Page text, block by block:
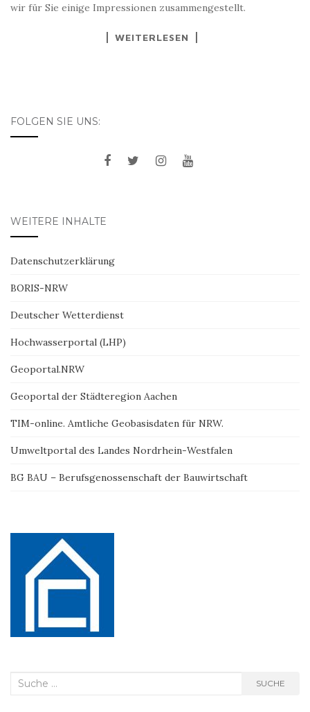
wir für Sie einige Impressionen zusammengestellt.
WEITERLESEN
FOLGEN SIE UNS:
WEITERE INHALTE
Datenschutzerklärung
BORIS-NRW
Deutscher Wetterdienst
Hochwasserportal (LHP)
Geoportal.NRW
Geoportal der Städteregion Aachen
TIM-online. Amtliche Geobasisdaten für NRW.
Umweltportal des Landes Nordrhein-Westfalen
BG BAU – Berufsgenossenschaft der Bauwirtschaft
Suche
SUCHE